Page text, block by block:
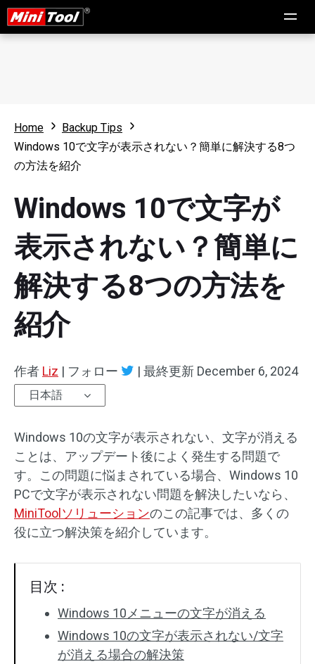
Home
Backup Tips
Windows 10で文字が表示されない？簡単に解決する8つ
の方法を紹介
Windows 10で文字が
表示されない？簡単に
解決する8つの方法を
紹介
作者 Liz | フォロー | 最終更新 December 6, 2024
日本語
Windows 10の文字が表示されない、文字が消える
ことは、アップデート後によく発生する問題で
す。この問題に悩まされている場合、Windows 10
PCで文字が表示されない問題を解決したいなら、
MiniToolソリューションのこの記事では、多くの
役に立つ解決策を紹介しています。
目次 :
Windows 10メニューの文字が消える
Windows 10の文字が表示されない/文字
が消える場合の解決策